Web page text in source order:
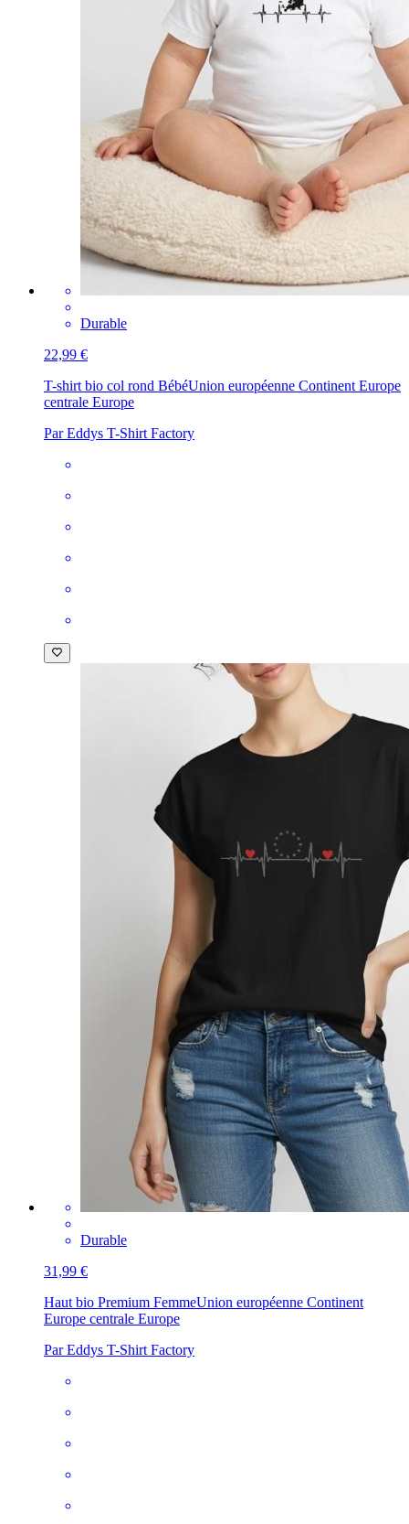
Durable
22,99 €
T-shirt bio col rond BébéUnion européenne Continent Europe
centrale Europe
Par Eddys T-Shirt Factory
Durable
31,99 €
Haut bio Premium FemmeUnion européenne Continent
Europe centrale Europe
Par Eddys T-Shirt Factory